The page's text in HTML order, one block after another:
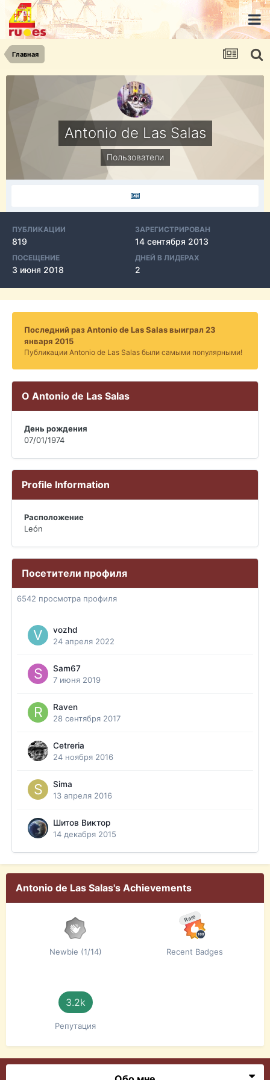
Главная
Antonio de Las Salas
Пользователи
ПУБЛИКАЦИИ
819
ЗАРЕГИСТРИРОВАН
14 сентября 2013
ПОСЕЩЕНИЕ
3 июня 2018
ДНЕЙ В ЛИДЕРАХ
2
Последний раз Antonio de Las Salas выиграл 23
января 2015
Публикации Antonio de Las Salas были самыми популярными!
О Antonio de Las Salas
День рождения
07/01/1974
Profile Information
Расположение
León
Посетители профиля
6542 просмотра профиля
vozhd
24 апреля 2022
Sam67
7 июня 2019
Raven
28 сентября 2017
Cetreria
24 ноября 2016
Sima
13 апреля 2016
Шитов Виктор
14 декабря 2015
Antonio de Las Salas's Achievements
Newbie (1/14)
Rare
Recent Badges
3.2k
Репутация